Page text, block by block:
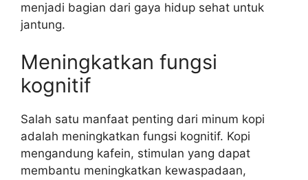
menjadi bagian dari gaya hidup sehat untuk
jantung.
Meningkatkan fungsi
kognitif
Salah satu manfaat penting dari minum kopi
adalah meningkatkan fungsi kognitif. Kopi
mengandung kafein, stimulan yang dapat
membantu meningkatkan kewaspadaan,